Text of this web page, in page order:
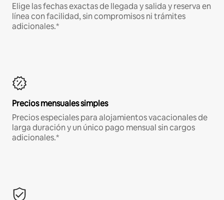
Elige las fechas exactas de llegada y salida y reserva en
línea con facilidad, sin compromisos ni trámites
adicionales.*
Precios mensuales simples
Precios especiales para alojamientos vacacionales de
larga duración y un único pago mensual sin cargos
adicionales.*